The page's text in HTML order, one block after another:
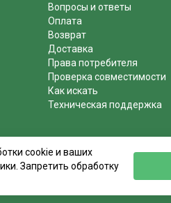
Вопросы и ответы
Оплата
Возврат
Доставка
Права потребителя
Проверка совместимости
Как искать
Техническая поддержка
cookie и ваших
Запретить обработку